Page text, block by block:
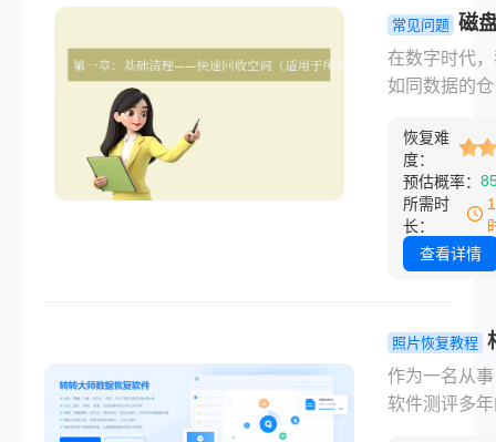
了多种恢复
件的方法。
脑怎么恢复
文件呢？本
细介绍几种
高效的文件
法，帮助您
时刻挽回宝
据。
常见问题 磁
不足怎么清
一文掌握全
瞬间释放海
间！
在数字时代
如同数据的
档、视频和
序。直到某
电脑弹出了
人焦虑的提
“磁盘空间不
开启，甚至
重要工作进
断。那么磁
不足怎么清
恢复难
度：
预估概率：
所需时
长：
查看详情
照片恢复教程
上格式化的
怎么恢复？
作为一名从
软件测评多